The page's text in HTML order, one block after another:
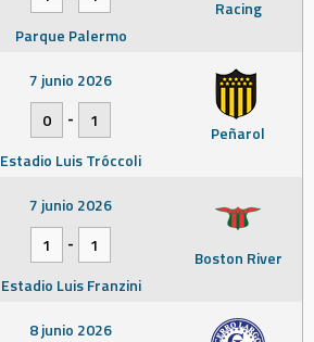
Racing
Parque Palermo
Peñarol
7 junio 2026
0
-
1
Estadio Luis Tróccoli
Boston River
7 junio 2026
1
-
1
Estadio Luis Franzini
8 junio 2026